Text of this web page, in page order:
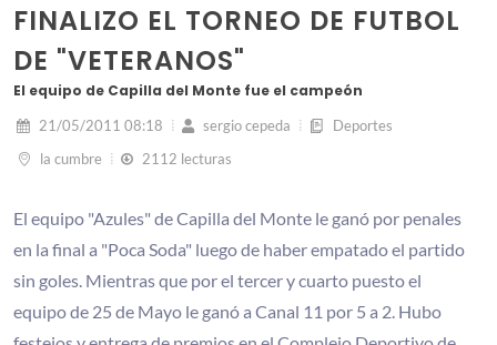
FINALIZO EL TORNEO DE FUTBOL
DE "VETERANOS"
El equipo de Capilla del Monte fue el campeón
21/05/2011 08:18 sergio cepeda
Deportes
la cumbre
2112 lecturas
El equipo "Azules" de Capilla del Monte le ganó por penales
en la final a "Poca Soda" luego de haber empatado el partido
sin goles. Mientras que por el tercer y cuarto puesto el
equipo de 25 de Mayo le ganó a Canal 11 por 5 a 2. Hubo